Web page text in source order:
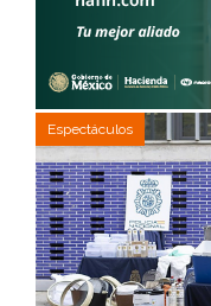
Espectáculos